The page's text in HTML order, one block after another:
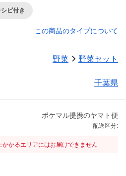
ピ付き
この商品のタイプについて
野菜 野菜セット
千葉県
ポケマル提携のヤマト便
配送区分:
かるエリアにはお届けできません